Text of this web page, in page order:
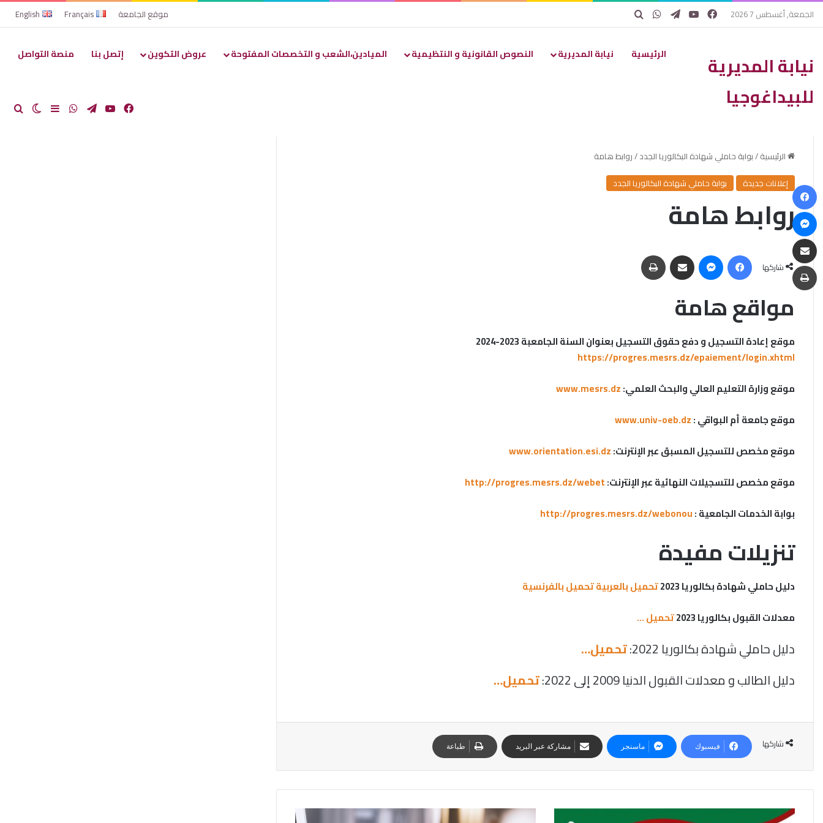
الجمعة, أغسطس 7 2026 فيسبوك
يوتيوبتيلقرامواتساببحث عن موقع الجامعة Français
English
نيابة المديرية
للبيداغوجيا
الرئيسية نيابة المديرية النصوص القانونية و النتظيمية الميادين،الشعب و التخصصات المفتوحة عروض التكوين إتصل بنا منصة التواصل
فيسبوك
يوتيوبتيلقرامواتسابإضافةالوضع
الرئيسية/بوابة حاملي شهادة البكالوريا الجدد/روابط هامة
إعلانات جديدة
بوابة حاملي شهادة البكالوريا الجدد
روابط هامة
شاركها
فيسبوك ماسنجر مشاركة عبر البريد
مواقع هامة
موقع إعادة التسجيل و دفع حقوق التسجيل بعنوان السنة الجامعبة 2023-2024
https://progres.mesrs.dz/epaiement/login.xhtml
موقع وزارة التعليم العالي والبحث العلمي:www.mesrs.dz
موقع جامعة أم البواقي :www.univ-oeb.dz
موقع مخصص للتسجيل المسبق عبر الإنترنت:www.orientation.esi.dz
موقع مخصص للتسجيلات النهائية عبر الإنترنت:http://progres.mesrs.dz/webet
بوابة الخدمات الجامعية :
تنزيلات مفيدة
دليل حاملي شهادة بكالوريا 2023 تحميل بالعربيةتحميل بالفرنسية
معدلات القبول بكالوريا 2023
تحميل …
دليل حاملي شهادة بكالوريا 2022:
تحميل…
دليل الطالب و معدلات القبول الدنيا 2009 إلى 2022:
تحميل…
شاركها فيسبوك ماسنجر مشاركة عبر البريد طباعة
فيسبوك
ماسنجر
طباعة